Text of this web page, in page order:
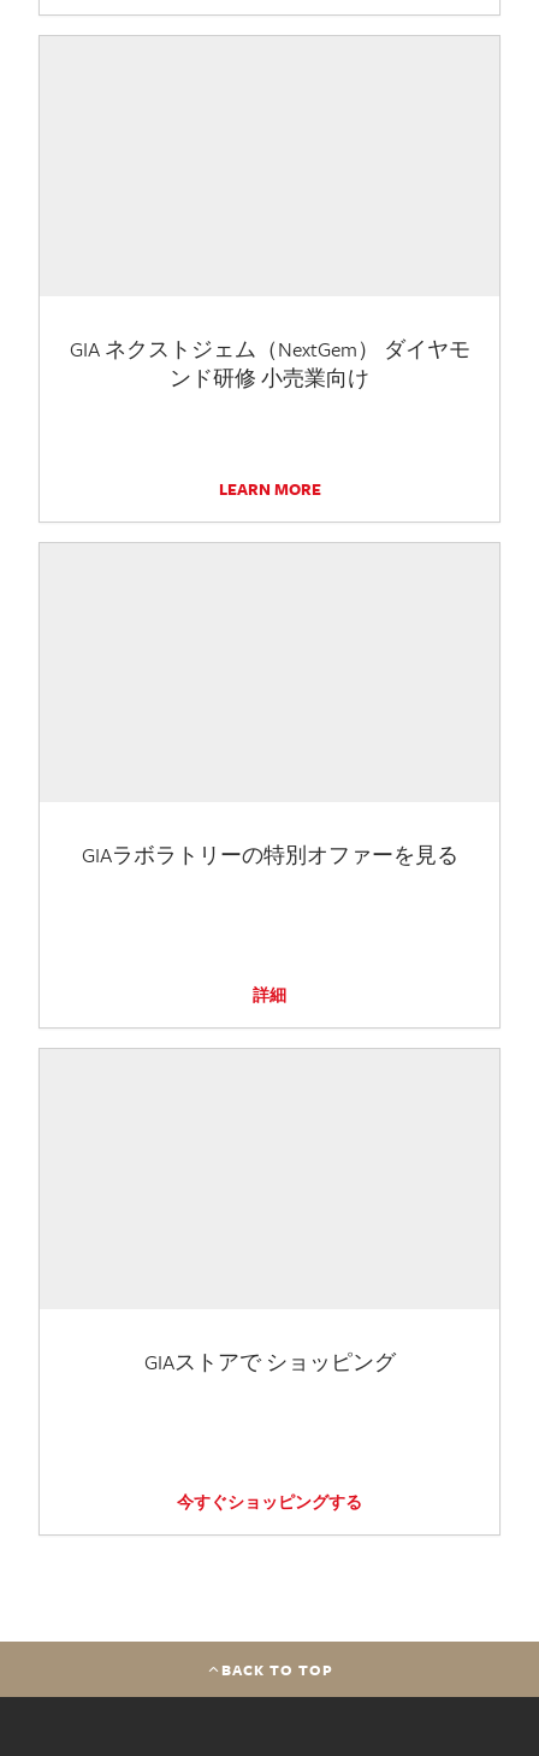
GIA ネクストジェム（NextGem） ダイヤモ
ンド研修 小売業向け
LEARN MORE
GIAラボラトリーの特別オファーを見る
詳細
GIAストアで ショッピング
今すぐショッピングする
BACK TO TOP